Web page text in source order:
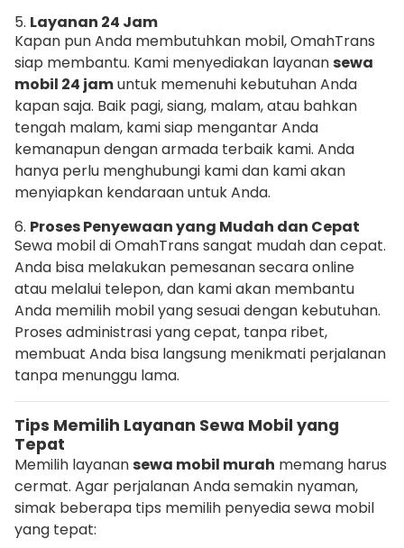
5. Layanan 24 Jam
Kapan pun Anda membutuhkan mobil, OmahTrans
siap membantu. Kami menyediakan layanansewa
mobil 24 jamuntuk memenuhi kebutuhan Anda
kapan saja. Baik pagi, siang, malam, atau bahkan
tengah malam, kami siap mengantar Anda
kemanapun dengan armada terbaik kami. Anda
hanya perlu menghubungi kami dan kami akan
menyiapkan kendaraan untuk Anda.
6. Proses Penyewaan yang Mudah dan Cepat
Sewa mobil di OmahTrans sangat mudah dan cepat.
Anda bisa melakukan pemesanan secara online
atau melalui telepon, dan kami akan membantu
Anda memilih mobil yang sesuai dengan kebutuhan.
Proses administrasi yang cepat, tanpa ribet,
membuat Anda bisa langsung menikmati perjalanan
tanpa menunggu lama.
Tips Memilih Layanan Sewa Mobil yang
Tepat
Memilih layanansewa mobil murah memang harus
cermat. Agar perjalanan Anda semakin nyaman,
simak beberapa tips memilih penyedia sewa mobil
yang tepat: